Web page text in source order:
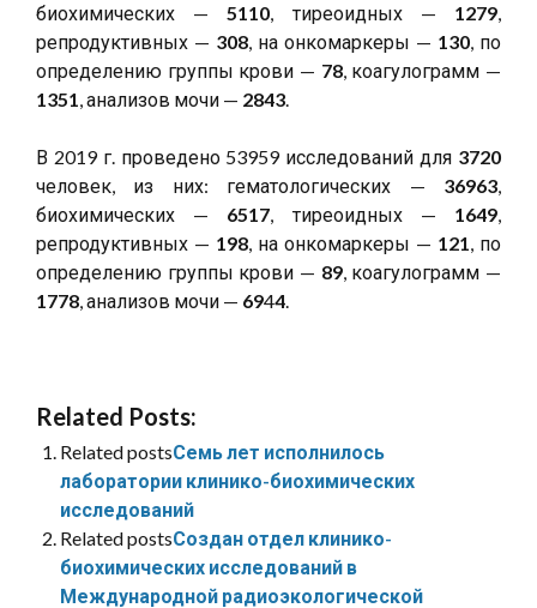
биохимических —5110, тиреоидных — 1279,
репродуктивных — 308, на онкомаркеры — 130, по
определению группы крови — 78, коагулограмм —
1351, анализов мочи — 2843.
В 2019 г. проведено 53959 исследований для 3720
человек, из них: гематологических — 36963,
биохимических — 6517, тиреоидных — 1649,
репродуктивных — 198, на онкомаркеры — 121, по
определению группы крови — 89, коагулограмм —
1778, анализов мочи — 6944.
Related Posts:
Related postsСемь лет исполнилось
лаборатории клинико-биохимических
исследований
Related postsСоздан отдел клинико-
биохимических исследований в
Международной радиоэкологической